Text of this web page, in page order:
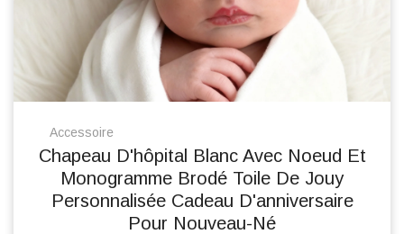
Accessoire
Chapeau D'hôpital Blanc Avec Noeud Et
Monogramme Brodé Toile De Jouy
Personnalisée Cadeau D'anniversaire
Pour Nouveau-Né